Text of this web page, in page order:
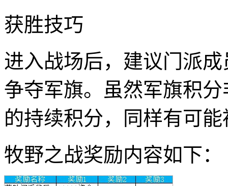
获胜技巧
进入战场后，建议门派
争夺军旗。虽然军旗积
的持续积分，同样有可
牧野之战奖励内容如下：